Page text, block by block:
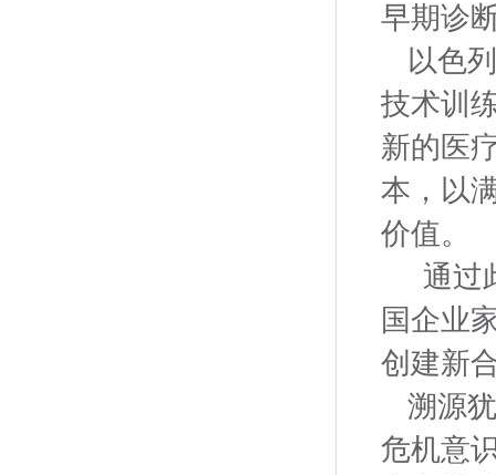
早期诊
以色
技术训
新的医
本，以
价值。
通过
国企业
创建新
溯源
危机意